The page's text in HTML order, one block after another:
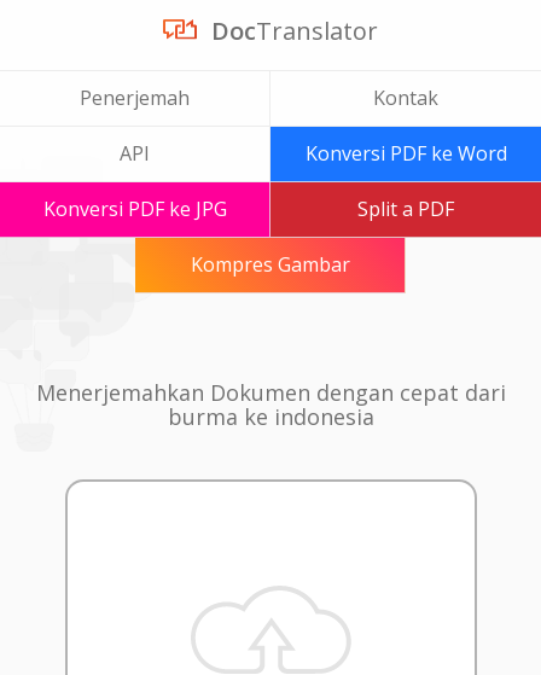
DocTranslator
Penerjemah Kontak
API Konversi PDF ke Word
Konversi PDF ke JPG Split a PDF
Kompres Gambar
Menerjemahkan Dokumen dengan cepat dari
burma ke indonesia